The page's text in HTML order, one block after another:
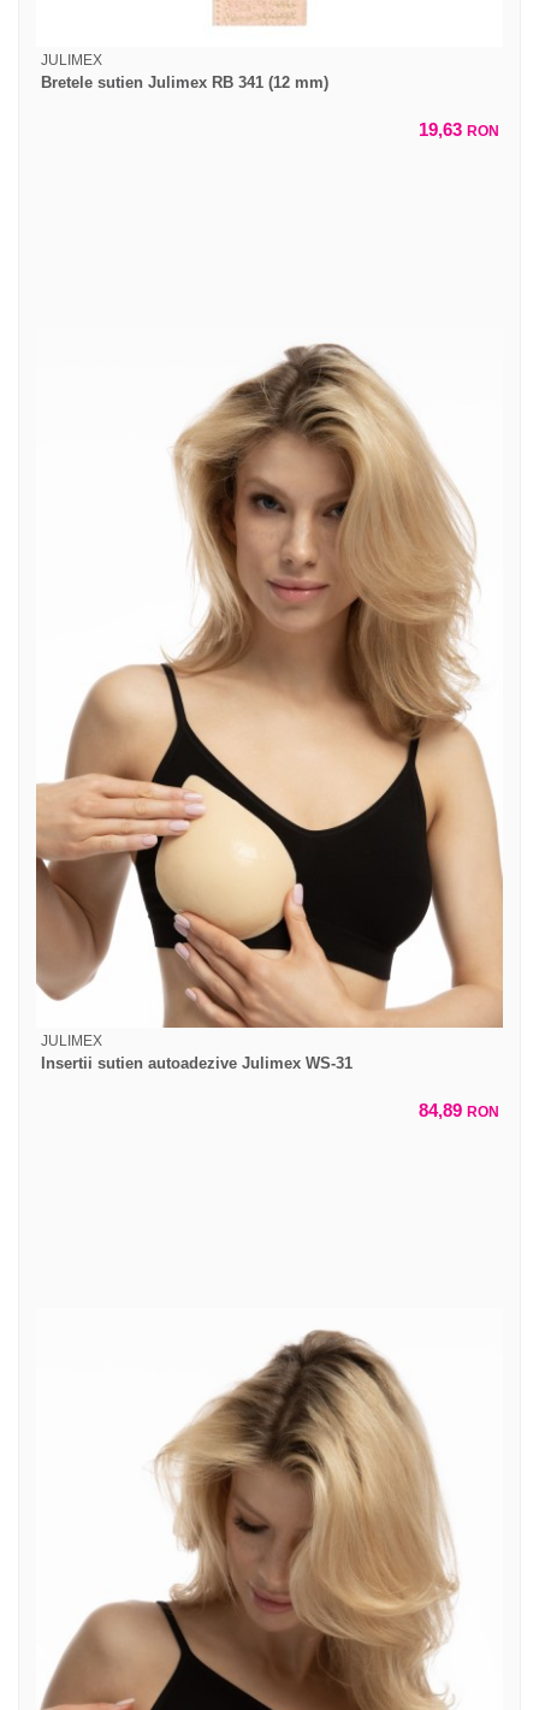
JULIMEX
Bretele sutien Julimex RB 341 (12 mm)
19,63 RON
JULIMEX
Insertii sutien autoadezive Julimex WS-31
84,89 RON